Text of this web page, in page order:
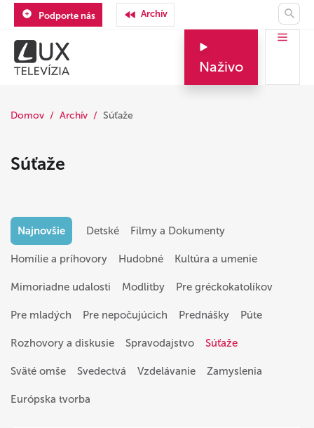
Podporte nás Archív
Naživo
Domov Archív Súťaže
Súťaže
Najnovšie Detské Filmy a Dokumenty
Homílie a príhovory Hudobné Kultúra a umenie
Mimoriadne udalosti Modlitby Pre gréckokatolíkov
Pre mladých Pre nepočujúcich Prednášky Púte
Rozhovory a diskusie Spravodajstvo Súťaže
Sväté omše Svedectvá Vzdelávanie Zamyslenia
Európska tvorba